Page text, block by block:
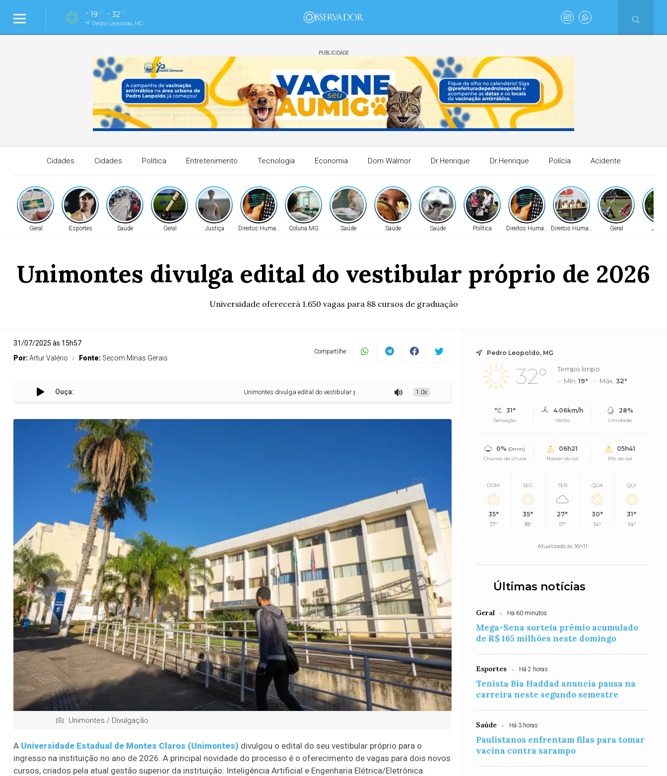
19°C 32°C
Pedro Leopoldo, MG
PUBLICIDADE
Cidades Cidades Política Entretenimento Tecnologia Economia Dom Walmor Dr.Henrique Dr.Henrique Polícia Acidente
Geral Esportes Saúde Geral Justiça Direitos Humanos Coluna MG Saúde Saúde Saúde Política Direitos HumanosDireitos Humanos Geral
Unimontes divulga edital do vestibular próprio de 2026
Universidade oferecerá 1.650 vagas para 88 cursos de graduação
31/07/2025 às 15h57
Por:Artur Valério Fonte: Secom Minas Gerais
Compartilhe:
Ouça: Unimontes divulga edital do vestibular próprio de 2026 1.0x
Unimontes / Divulgação
A Universidade Estadual de Montes Claros (Unimontes) divulgou o edital do seu vestibular próprio para o
ingresso na instituição no ano de 2026. A principal novidade do processo é o oferecimento de vagas para dois novos
cursos, criados pela atual gestão superior da instituição: Inteligência Artificial e Engenharia Elétrica/Eletrônica.
Pedro Leopoldo, MG
32°
Tempo limpo
Mín.19° Máx.32°
31°
Sensação
4.06km/h
Vento
28%
Umidade
0% (0mm)
Chance de chuva
06h21
Nascer do sol
05h41
Pôr do sol
DOM
35°
17°
SEG
35°
18°
TER
27°
17°
QUA
30°
14°
QUI
31°
14°
Atualizado às 16h11
Últimas notícias
Geral Há 60 minutos
Mega-Sena sorteia prêmio acumulado
de R$ 165 milhões neste domingo
Esportes Há 2 horas
Tenista Bia Haddad anuncia pausa na
carreira neste segundo semestre
Saúde Há 3 horas
Paulistanos enfrentam filas para tomar
vacina contra sarampo